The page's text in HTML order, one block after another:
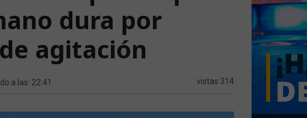
dura por
agitación
a las: 22:41 vistas 314